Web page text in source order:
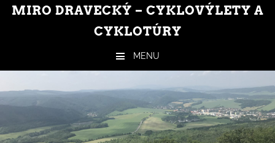
MIRO DRAVECKÝ – CYKLOVÝLETY A
CYKLOTÚRY
MENU